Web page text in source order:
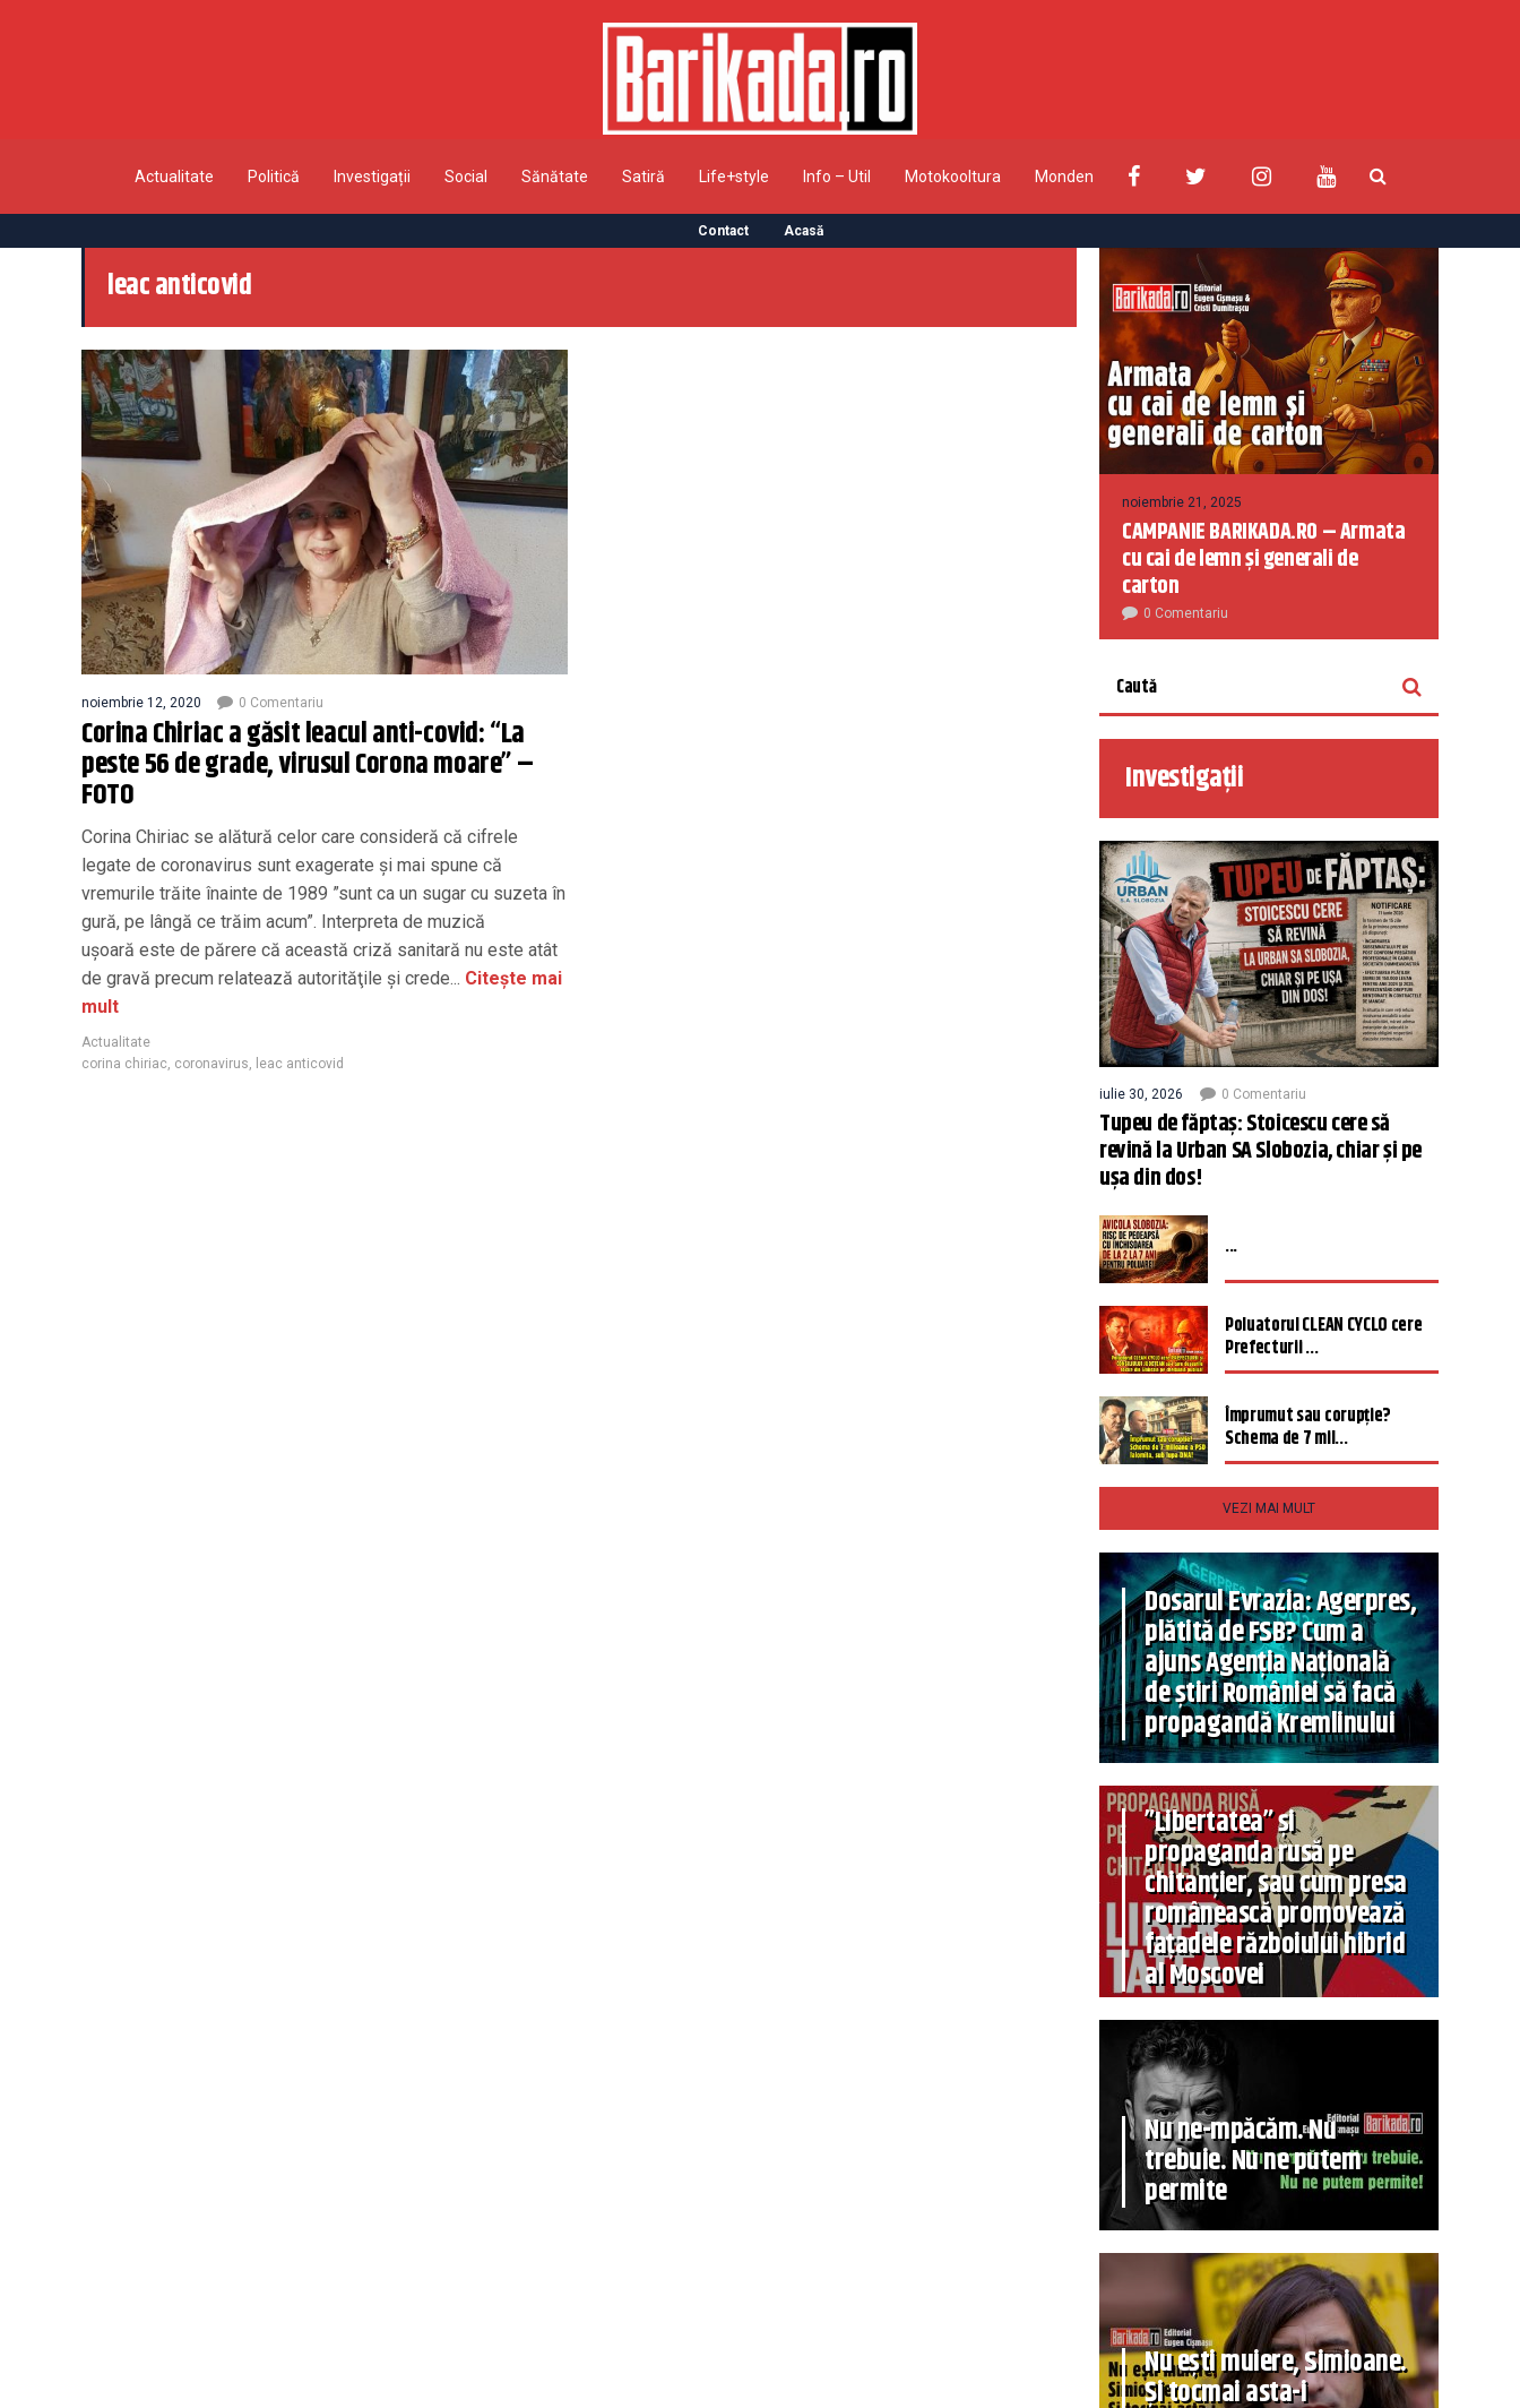
Actualitate Politică Investigații Social Sănătate Satiră Life+style Info – Util Motokooltura Monden
Contact Acasă
leac anticovid
noiembrie 12, 2020 0 Comentariu
Corina Chiriac a găsit leacul anti-covid: “La
peste 56 de grade, virusul Corona moare” –
FOTO
Corina Chiriac se alătură celor care consideră că cifrele
legate de coronavirus sunt exagerate și mai spune că
vremurile trăite înainte de 1989 ”sunt ca un sugar cu suzeta în
gură, pe lângă ce trăim acum”. Interpreta de muzică
ușoară este de părere că această criză sanitară nu este atât
de gravă precum relatează autorităţile şi crede... Citește mai
mult
Actualitate
corina chiriac coronavirus leac anticovid
noiembrie 21, 2025
CAMPANIE BARIKADA.RO – Armata
cu cai de lemn și generali de
carton
0 Comentariu
Investigații
iulie 30, 2026 0 Comentariu
Tupeu de făptaș: Stoicescu cere să
revină la Urban SA Slobozia, chiar și pe
ușa din dos!
...
Poluatorul CLEAN CYCLO cere
Prefecturii ...
Împrumut sau corupție?
Schema de 7 mil...
VEZI MAI MULT
Dosarul Evrazia: Agerpres,
plătită de FSB? Cum a
ajuns Agenția Națională
de știri României să facă
propagandă Kremlinului
”Libertatea” și
propaganda rusă pe
chitanțier, sau cum presa
românească promovează
fațadele războiului hibrid
al Moscovei
Nu ne-mpăcăm. Nu
trebuie. Nu ne putem
permite
Nu ești muiere, Simioane.
Și tocmai asta-i